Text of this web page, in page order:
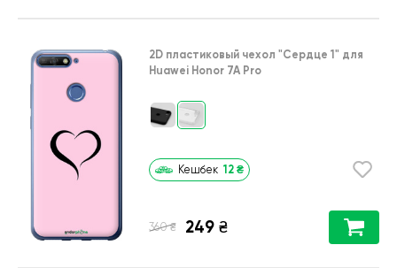
2D пластиковый чехол "Сердце 1" для
Huawei Honor 7A Pro
Кешбек 12 ₴
360 ₴ 249 ₴